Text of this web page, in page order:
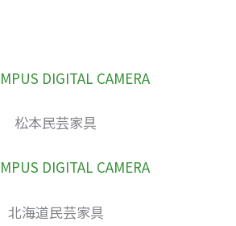
松本民芸家具
北海道民芸家具